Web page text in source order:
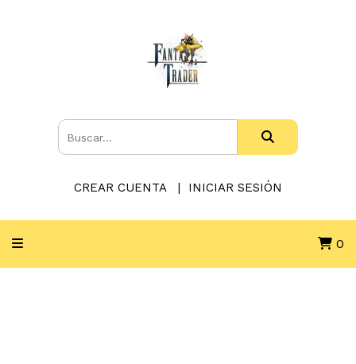
CREAR CUENTA INICIAR SESIÓN
0